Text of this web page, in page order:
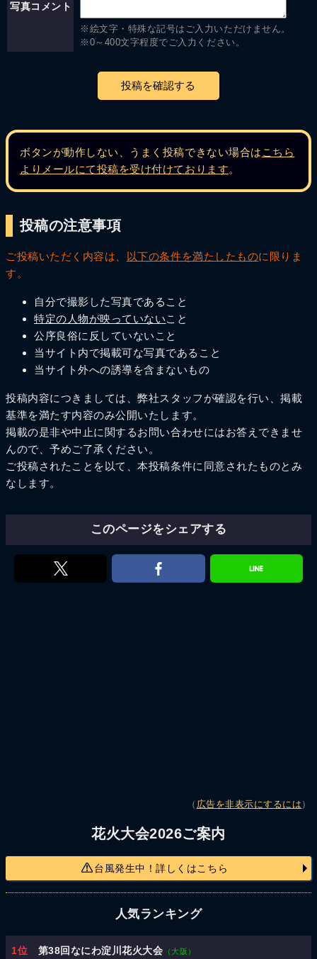
写真コメント
※絵文字・特殊な記号はご入力いただけません。
※0～400文字程度でご入力ください。
ボタンが動作しない、うまく投稿できない場合は こちら
よりメールにて投稿を受け付けております。
投稿の注意事項
ご投稿いただく内容は、 以下の条件を満たしたものに限りま
す。
自分で撮影した写真であること
特定の人物が映っていないこと
公序良俗に反していないこと
当サイト内で掲載可な写真であること
当サイト外への誘導を含まないもの
投稿内容につきましては、弊社スタッフが確認を行い、掲載
基準を満たす内容のみ公開いたします。
掲載の是非や中止に関するお問い合わせにはお答えできませ
んので、予めご了承ください。
ご投稿されたことを以て、本投稿条件に同意されたものとみ
なします。
このページをシェアする
（ 広告を非表示にするには ）
花火大会2026ご案内
台風発生中！詳しくはこちら
人気ランキング
1位 第38回なにわ淀川花火大会 （大阪）